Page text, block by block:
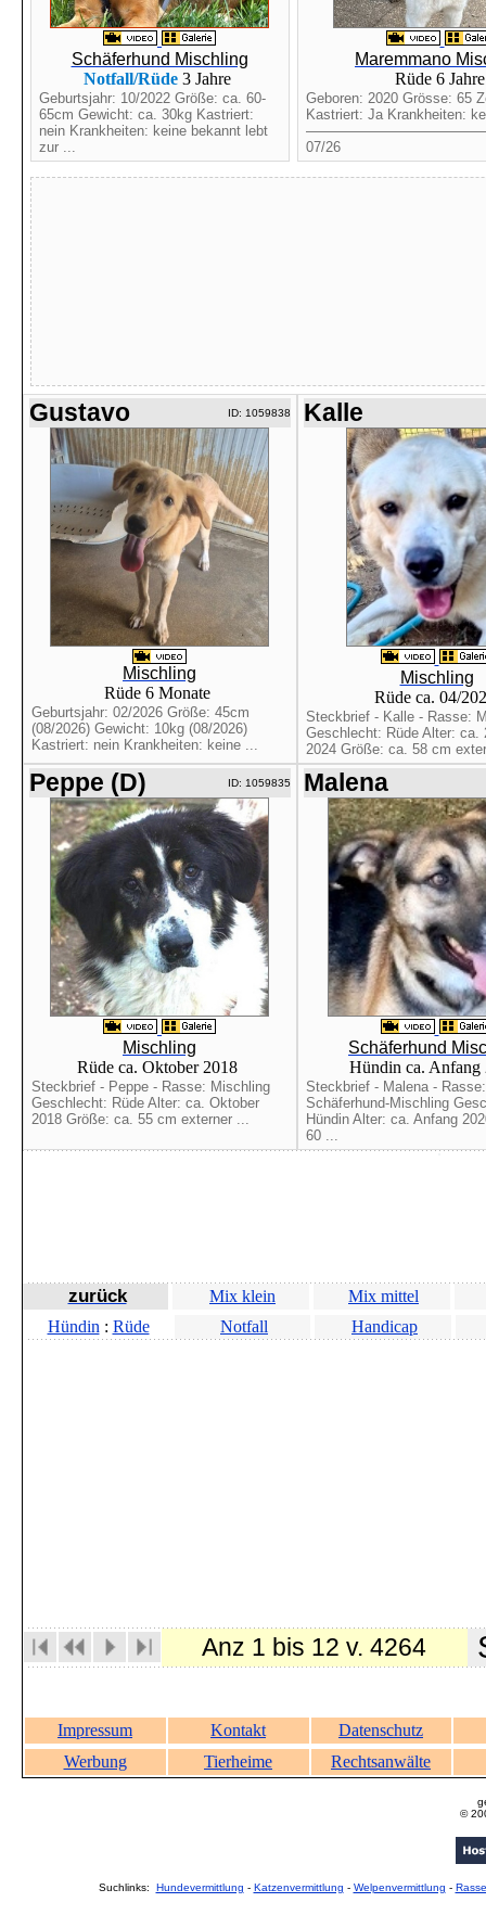
Schäferhund Mischling
Notfall/Rüde 3 Jahre
Geburtsjahr: 10/2022 Größe: ca. 60-
65cm Gewicht: ca. 30kg Kastriert:
nein Krankheiten: keine bekannt lebt
zur ...
Maremmano
Rüde 6
Geboren: 2020 Grösse: 65
Kastriert: Ja Krankheiten:
07/26
Gustavo ID: 1059838
Mischling
Rüde 6 Monate
Geburtsjahr: 02/2026 Größe: 45cm
(08/2026) Gewicht: 10kg (08/2026)
Kastriert: nein Krankheiten: keine ...
Kalle
Mischling
Rüde ca. 04/
Steckbrief - Kalle - Rasse:
Geschlecht: Rüde Alter: ca.
2024 Größe: ca. 58 cm
Peppe (D) ID: 1059835
Mischling
Rüde ca. Oktober 2018
Steckbrief - Peppe - Rasse: Mischling
Geschlecht: Rüde Alter: ca. Oktober
2018 Größe: ca. 55 cm externer ...
Malena
Schäferhund
Hündin ca.
Steckbrief - Malena - Rasse:
Schäferhund-Mischling
Hündin Alter: ca. Anfang
60 ...
zurück Mix klein
Mix mittel
Hündin : Rüde Notfall Handicap
Anz 1 bis 12 v. 4264
Impressum Kontakt
Datenschutz
Werbung
Tierheime Rechtsanwälte
©
Suchlinks: Hundevermittlung - Katzenvermittlung - Welpenvermittlung -